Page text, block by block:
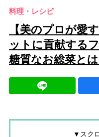
料理・レシピ
【美のプロが愛
ットに貢献する
糖質なお総菜とは
▼スク